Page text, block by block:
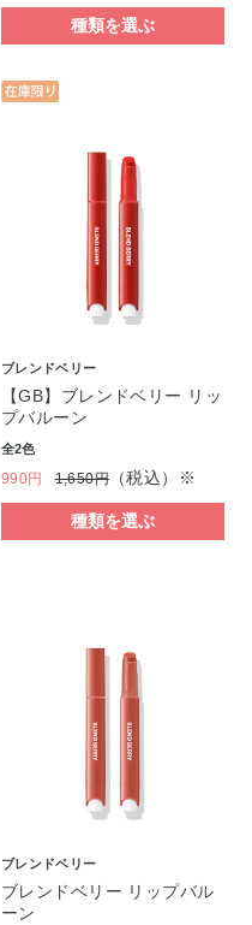
種類を選ぶ
ブレンドベリー
【GB】ブレンドベリー リッ
プバルーン
全2色
990円 1,650円（税込）※
種類を選ぶ
ブレンドベリー
ブレンドベリー リップバル
ーン